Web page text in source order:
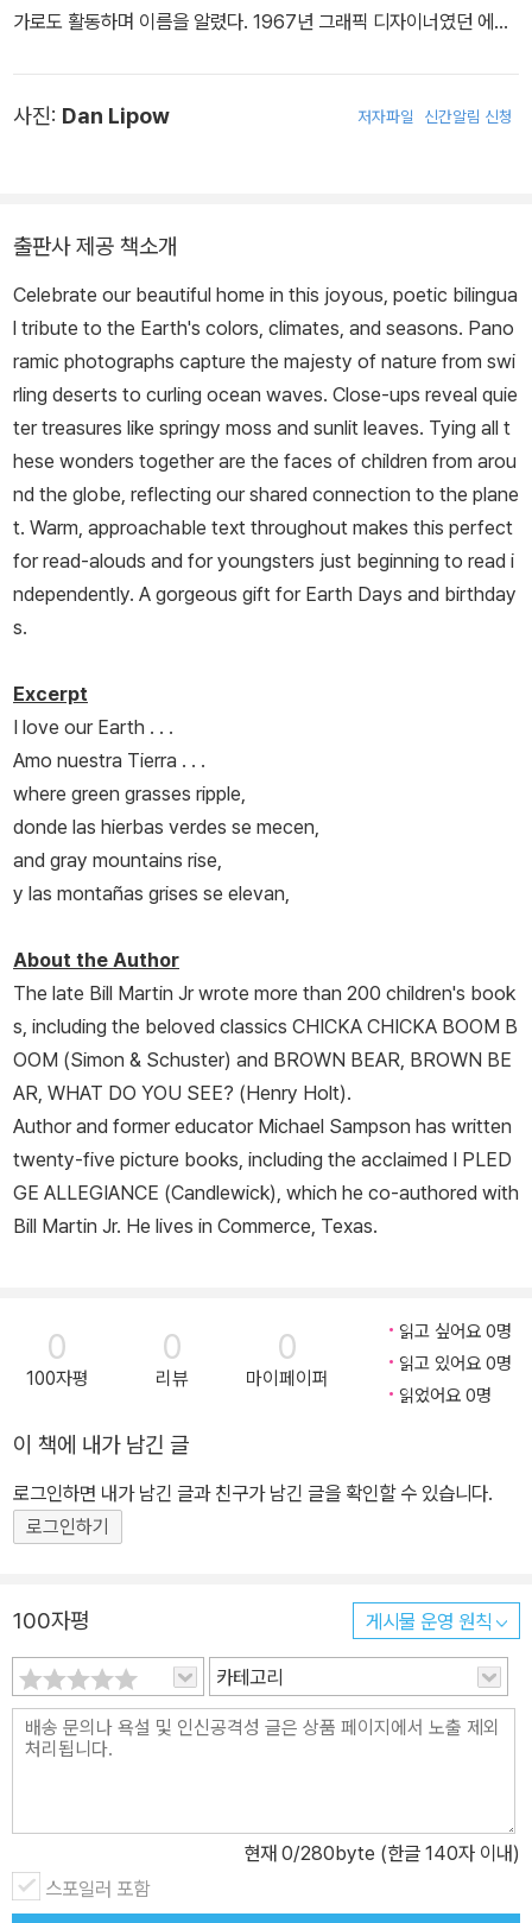
가로도 활동하며 이름을 알렸다. 1967년 그래픽 디자이너였던 에릭
얼 바라보니?》, 《아기 곰아, 아기 곰아, 무얼 바라보니?》를 차례로 출
사진: Dan Lipow 저자파일 신간알림 신청
출판사 제공 책소개
Celebrate our beautiful home in this joyous, poetic bilingua
l tribute to the Earth's colors, climates, and seasons. Pano
ramic photographs capture the majesty of nature from swi
rling deserts to curling ocean waves. Close-ups reveal quie
ter treasures like springy moss and sunlit leaves. Tying all t
hese wonders together are the faces of children from arou
nd the globe, reflecting our shared connection to the plane
t. Warm, approachable text throughout makes this perfect
for read-alouds and for youngsters just beginning to read i
ndependently. A gorgeous gift for Earth Days and birthday
s.
Excerpt
I love our Earth . . .
Amo nuestra Tierra . . .
where green grasses ripple,
donde las hierbas verdes se mecen,
and gray mountains rise,
y las montañas grises se elevan,
About the Author
The late Bill Martin Jr wrote more than 200 children's book
s, including the beloved classics CHICKA CHICKA BOOM B
OOM (Simon & Schuster) and BROWN BEAR, BROWN BE
AR, WHAT DO YOU SEE? (Henry Holt).
Author and former educator Michael Sampson has written
twenty-five picture books, including the acclaimed I PLED
GE ALLEGIANCE (Candlewick), which he co-authored with
Bill Martin Jr. He lives in Commerce, Texas.
0
100자평
0
리뷰
0
마이페이퍼
읽고 싶어요 0명
읽고 있어요 0명
읽었어요 0명
이 책에 내가 남긴 글
로그인하면 내가 남긴 글과 친구가 남긴 글을 확인할 수 있습니다.
로그인하기
100자평 게시물 운영 원칙
카테고리
현재 0/280byte (한글 140자 이내)
스포일러 포함